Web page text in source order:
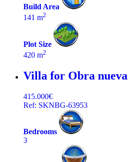
Build Area
141 m2
Plot Size
420 m2
Villa for Obra nueva
415.000€
Ref: SKNBG-63953
Bedrooms
3